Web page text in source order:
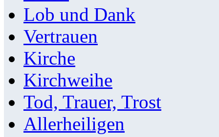
Lob und Dank
Vertrauen
Kirche
Kirchweihe
Tod, Trauer, Trost
Allerheiligen